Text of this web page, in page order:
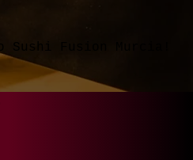
Sushi Fusion Murcia!